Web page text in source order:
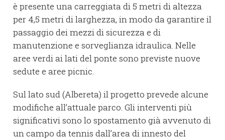
è presente una carreggiata di 5 metri di altezza
per 4,5 metri di larghezza, in modo da garantire il
passaggio dei mezzi di sicurezza e di
manutenzione e sorveglianza idraulica. Nelle
aree verdi ai lati del ponte sono previste nuove
sedute e aree picnic.
Sul lato sud (Albereta) il progetto prevede alcune
modifiche all’attuale parco. Gli interventi più
significativi sono lo spostamento già avvenuto di
un campo da tennis dall’area di innesto del